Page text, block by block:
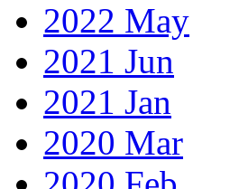
2022 May
2021 Jun
2021 Jan
2020 Mar